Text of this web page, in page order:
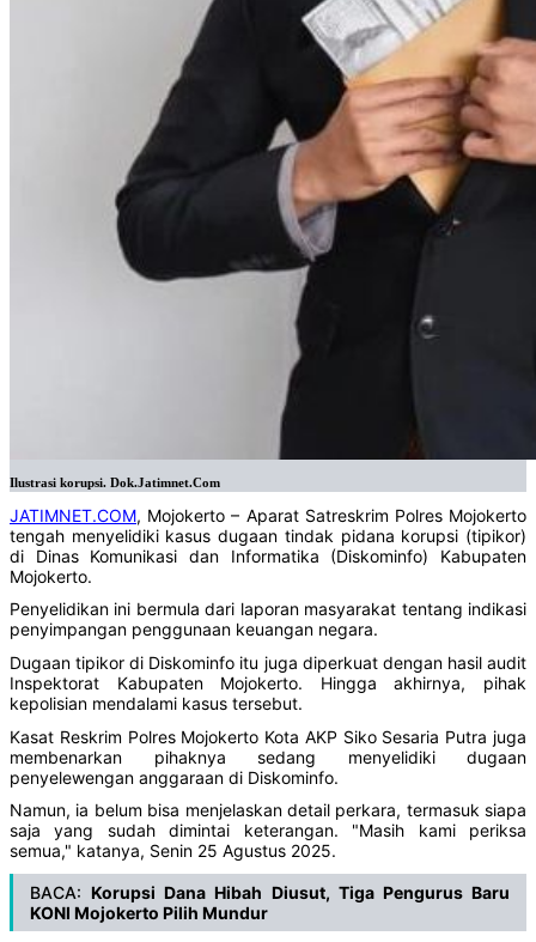
Ilustrasi korupsi. Dok.Jatimnet.Com
JATIMNET.COM, Mojokerto – Aparat Satreskrim Polres Mojokerto
tengah menyelidiki kasus dugaan tindak pidana korupsi (tipikor)
di Dinas Komunikasi dan Informatika (Diskominfo) Kabupaten
Mojokerto.
Penyelidikan ini bermula dari laporan masyarakat tentang indikasi
penyimpangan penggunaan keuangan negara.
Dugaan tipikor di Diskominfo itu juga diperkuat dengan hasil audit
Inspektorat Kabupaten Mojokerto. Hingga akhirnya, pihak
kepolisian mendalami kasus tersebut.
Kasat Reskrim Polres Mojokerto Kota AKP Siko Sesaria Putra juga
membenarkan pihaknya sedang menyelidiki dugaan
penyelewengan anggaraan di Diskominfo.
Namun, ia belum bisa menjelaskan detail perkara, termasuk siapa
saja yang sudah dimintai keterangan. "Masih kami periksa
semua," katanya, Senin 25 Agustus 2025.
BACA:Korupsi Dana Hibah Diusut, Tiga Pengurus Baru
KONI Mojokerto Pilih Mundur